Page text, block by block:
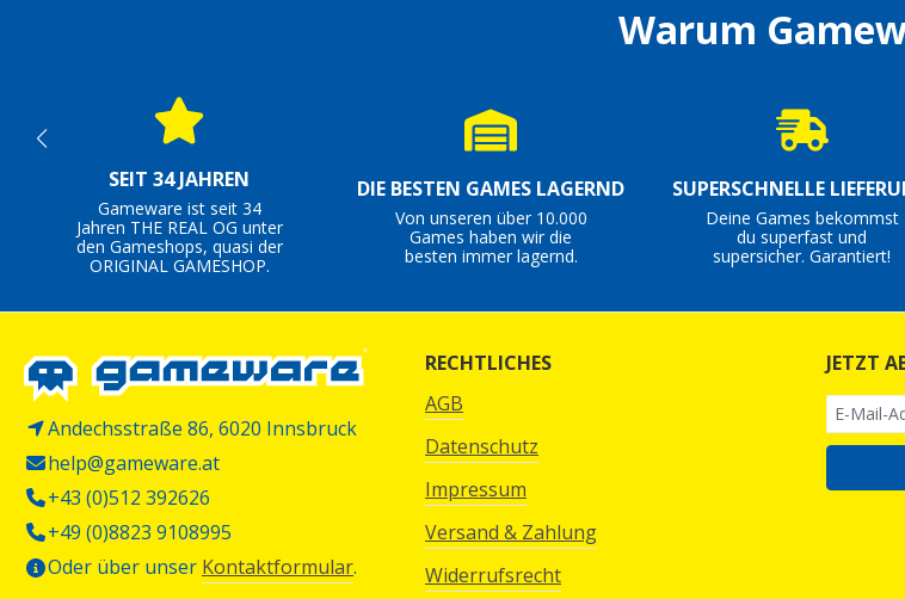
Warum
SEIT 34 JAHREN
Gameware ist seit 34
Jahren THE REAL OG unter
den Gameshops, quasi der
ORIGINAL GAMESHOP.
DIE BESTEN GAMES LAGERND
Von unseren über 10.000
Games haben wir die
besten immer lagernd.
SUPERSCHNELLE
Deine Games bekommst
du superfast und
supersicher. Garantiert!
Andechsstraße 86, 6020 Innsbruck
help@gameware.at
+43 (0)512 392626
+49 (0)8823 9108995
Oder über unser Kontaktformular.
RECHTLICHES
AGB
Datenschutz
Impressum
Versand & Zahlung
Widerrufsrecht
JETZT